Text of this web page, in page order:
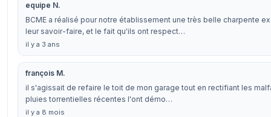
equipe N.
BCME a réalisé pour notre établissement une très belle charpente
leur savoir-faire, et le fait qu'ils ont respect…
il y a 3 ans
françois M.
il s'agissait de refaire le toit de mon garage tout en rectifiant les
pluies torrentielles récentes l'ont démo…
il y a 8 mois